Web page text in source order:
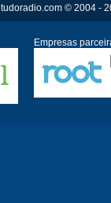
tudoradio.com © 2004 -
Empresas